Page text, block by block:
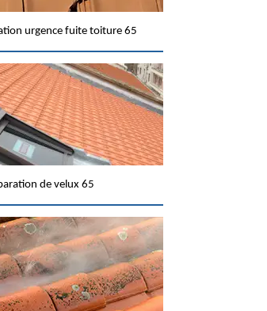
urgence fuite toiture 65
de velux 65